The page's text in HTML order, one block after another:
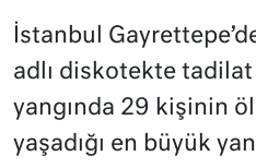
İstanbul
adlı diskotekte tadilat
yangında 29 kişinin
yaşadığı en büyük